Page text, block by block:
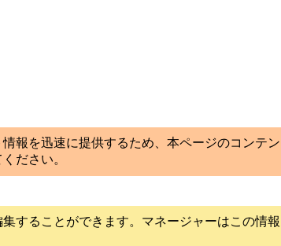
報を迅速に提供するため、本ページのコンテ
ださい。
することができます。マネージャーはこの